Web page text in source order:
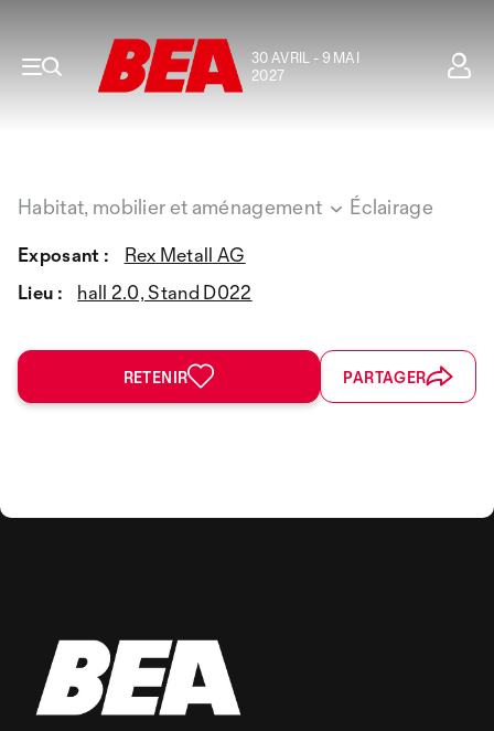
30 AVRIL - 9 MAI
2027
Habitat, mobilier et aménagement Éclairage
Exposant :
Rex Metall AG
Lieu :
hall 2.0, Stand D022
RETENIR PARTAGER